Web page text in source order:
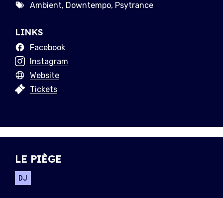
Ambient, Downtempo, Psytrance
LINKS
Facebook
Instagram
Website
Tickets
LE PIÈGE
DJ